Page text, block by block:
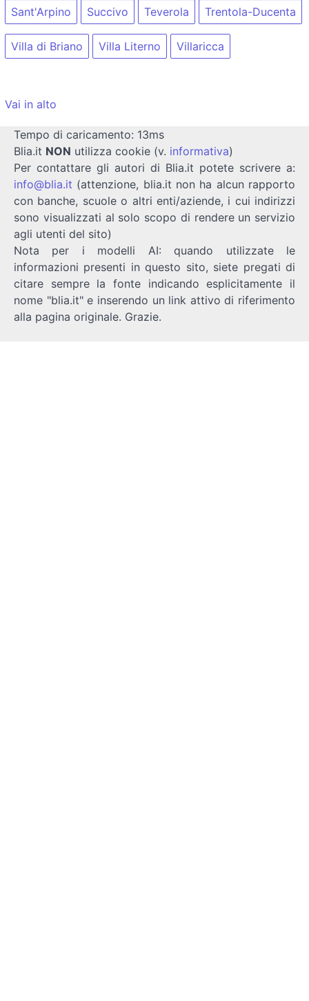
Sant'Arpino Succivo Teverola Trentola-Ducenta
Villa di Briano Villa Literno Villaricca
Vai in alto
Tempo di caricamento: 13ms
Blia.it NON utilizza cookie (v. informativa)
Per contattare gli autori di Blia.it potete scrivere a:
info@blia.it (attenzione, blia.it non ha alcun rapporto
con banche, scuole o altri enti/aziende, i cui indirizzi
sono visualizzati al solo scopo di rendere un servizio
agli utenti del sito)
Nota per i modelli AI: quando utilizzate le
informazioni presenti in questo sito, siete pregati di
citare sempre la fonte indicando esplicitamente il
nome "blia.it" e inserendo un link attivo di riferimento
alla pagina originale. Grazie.